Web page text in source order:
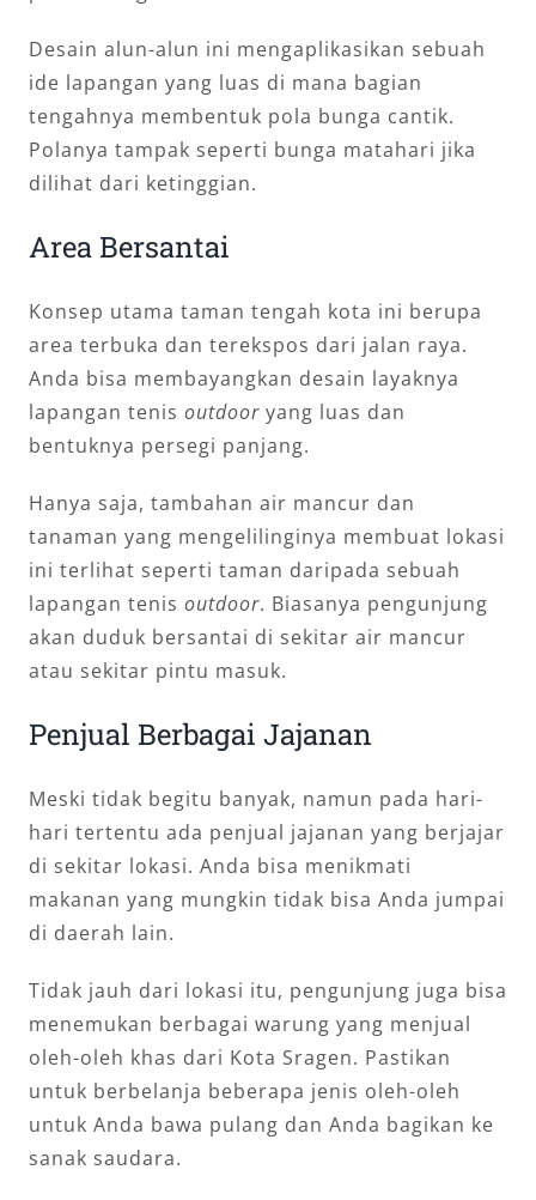
Desain alun-alun ini mengaplikasikan sebuah
ide lapangan yang luas di mana bagian
tengahnya membentuk pola bunga cantik.
Polanya tampak seperti bunga matahari jika
dilihat dari ketinggian.
Area Bersantai
Konsep utama taman tengah kota ini berupa
area terbuka dan terekspos dari jalan raya.
Anda bisa membayangkan desain layaknya
lapangan tenis outdoor yang luas dan
bentuknya persegi panjang.
Hanya saja, tambahan air mancur dan
tanaman yang mengelilinginya membuat lokasi
ini terlihat seperti taman daripada sebuah
lapangan tenis outdoor. Biasanya pengunjung
akan duduk bersantai di sekitar air mancur
atau sekitar pintu masuk.
Penjual Berbagai Jajanan
Meski tidak begitu banyak, namun pada hari-
hari tertentu ada penjual jajanan yang berjajar
di sekitar lokasi. Anda bisa menikmati
makanan yang mungkin tidak bisa Anda jumpai
di daerah lain.
Tidak jauh dari lokasi itu, pengunjung juga bisa
menemukan berbagai warung yang menjual
oleh-oleh khas dari Kota Sragen. Pastikan
untuk berbelanja beberapa jenis oleh-oleh
untuk Anda bawa pulang dan Anda bagikan ke
sanak saudara.